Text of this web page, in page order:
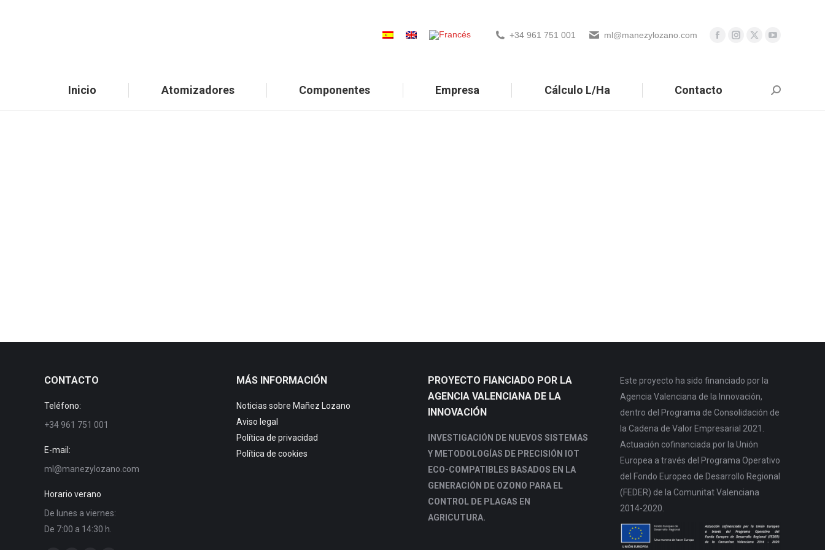
+34 961 751 001 ml@manezylozano.com
Inicio Atomizadores Componentes Empresa Cálculo L/Ha Contacto Buscar:
CONTACTO
Teléfono:
+34 961 751 001
E-mail:
ml@manezylozano.com
Horario verano
De lunes a viernes:
De 7:00 a 14:30 h.
MÁS INFORMACIÓN
Noticias sobre Mañez Lozano
Aviso legal
Política de privacidad
Política de cookies
PROYECTO FIANCIADO POR LA
AGENCIA VALENCIANA DE LA
INNOVACIÓN
INVESTIGACIÓN DE NUEVOS SISTEMAS
Y METODOLOGÍAS DE PRECISIÓN IOT
ECO-COMPATIBLES BASADOS EN LA
GENERACIÓN DE OZONO PARA EL
CONTROL DE PLAGAS EN
AGRICUTURA.
Este proyecto ha sido financiado por la
Agencia Valenciana de la Innovación,
dentro del Programa de Consolidación de
la Cadena de Valor Empresarial 2021.
Actuación cofinanciada por la Unión
Europea a través del Programa Operativo
del Fondo Europeo de Desarrollo Regional
(FEDER) de la Comunitat Valenciana
2014-2020.